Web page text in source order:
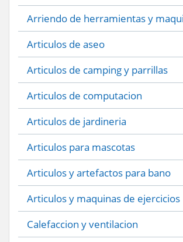
Arriendo de herramientas y
Articulos de aseo
Articulos de camping y parrillas
Articulos de computacion
Articulos de jardineria
Articulos para mascotas
Articulos y artefactos para bano
Articulos y maquinas de ejercicios
Calefaccion y ventilacion